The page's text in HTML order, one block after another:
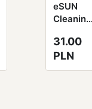
eSUN
Cleaning
2.85mm
100g
31.00
PLN